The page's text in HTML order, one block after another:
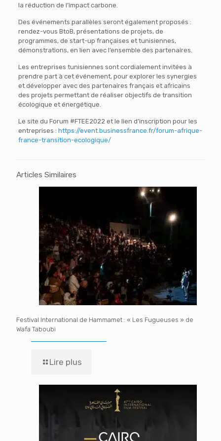
la réduction de l’impact carbone.
Des événements parallèles seront également proposés :
rendez-vous BtoB, présentations de projets, de
programmes, de start-up françaises et tunisiennes,
démonstrations, en lien avec l’ensemble des partenaires.
Les entreprises tunisiennes sont cordialement invitées à
prendre part à cet événement, pour explorer les synergies
et développer avec des partenaires français et africains
des projets permettant de réaliser objectifs de transition
écologique et énergétique.
Le site du Forum #FTEE2022 et le lien d’inscription pour les
entreprises : https://event.businessfrance.fr/forum-afrique-
france-transition-ecologique/
Articles Similaires
Festival International de Hammamet : « Les Fugueuses » de
Wafa Taboubi
Lire plus